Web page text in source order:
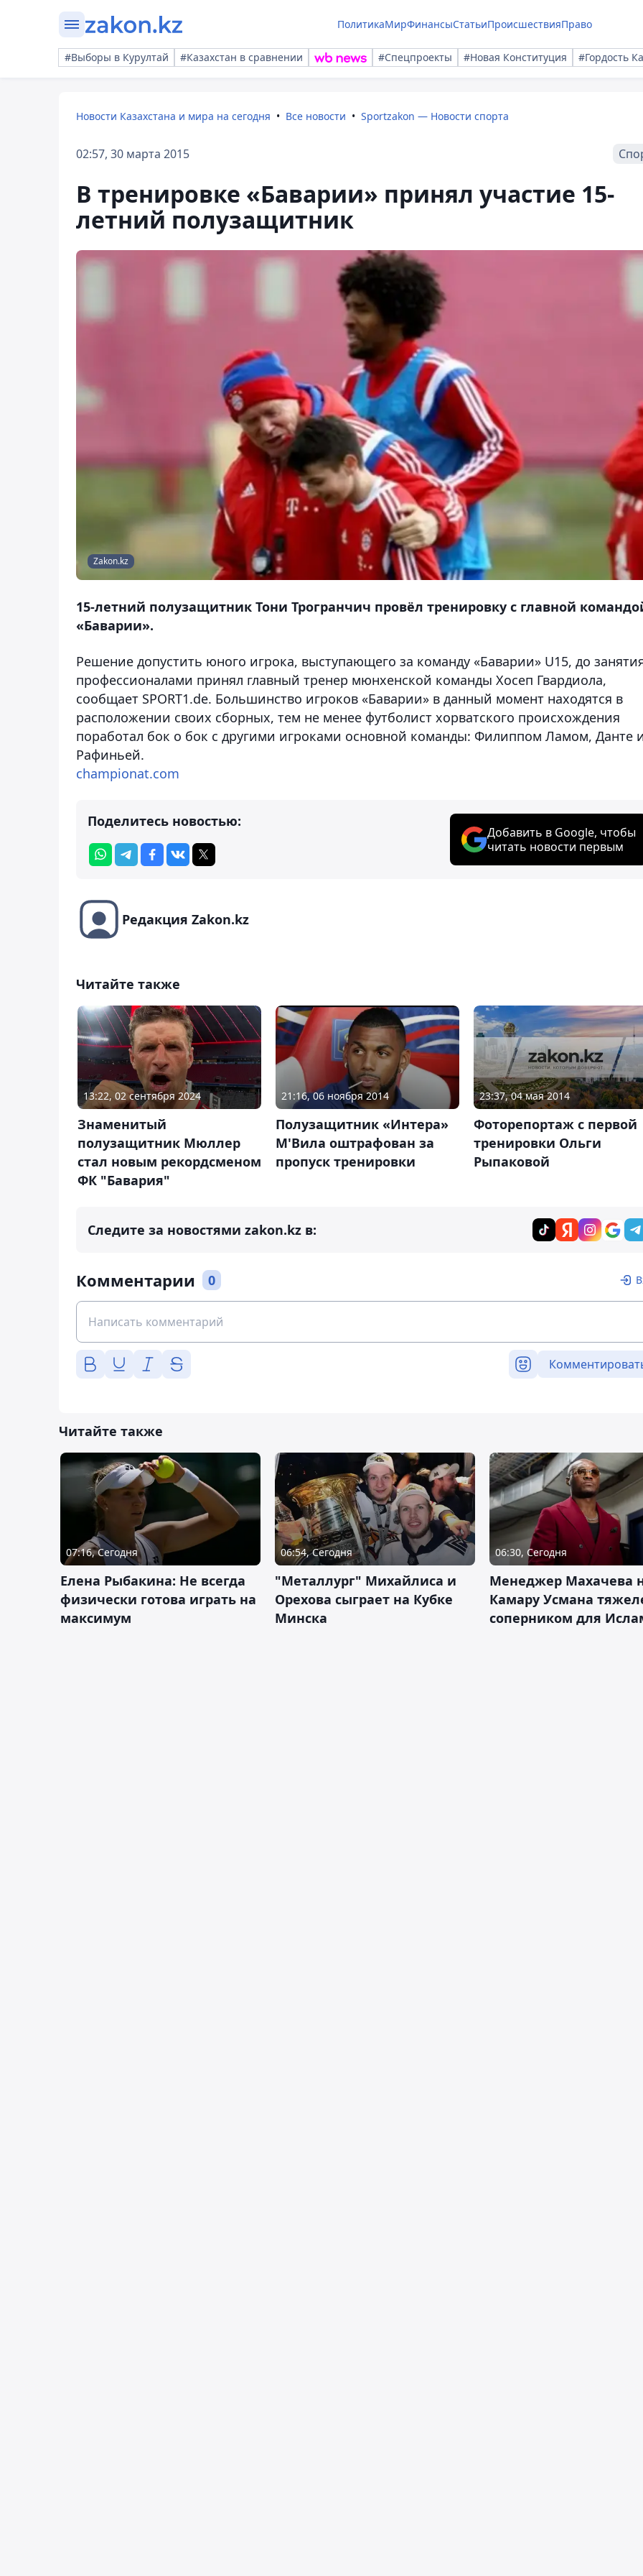
ПолитикаМирФинансыСтатьиПроисшествияПраво
#Выборы в Курултай #Казахстан в сравнении #Спецпроекты #Новая Конституция #Гордость
Новости Казахстана и мира на сегодня Все новости Sportzakon — Новости спорта
02:57, 30 марта 2015
В тренировке «Баварии» принял участие 15-
летний полузащитник
Zakon.kz
15-летний полузащитник Тони Трогранчич провёл тренировку с главной
«Баварии».
Решение допустить юного игрока, выступающего за команду «Баварии» U15, до
профессионалами принял главный тренер мюнхенской команды Хосеп Гвардиола,
сообщает SPORT1.de. Большинство игроков «Баварии» в данный момент находятся в
расположении своих сборных, тем не менее футболист хорватского происхождения
поработал бок о бок с другими игроками основной команды: Филиппом Ламом, Данте
Рафиньей.
championat.com
Поделитесь новостью:
Добавить в Google, чтобы
читать новости первым
Редакция Zakon.kz
Читайте также
13:22, 02 сентября 2024
Знаменитый
полузащитник Мюллер
стал новым рекордсменом
ФК "Бавария"
21:16, 06 ноября 2014
Полузащитник «Интера»
М'Вила оштрафован за
пропуск тренировки
23:37, 04 мая 2014
Фоторепортаж с первой
тренировки Ольги
Рыпаковой
Следите за новостями zakon.kz в:
Комментарии 0
Читайте также
07:16, Сегодня
Елена Рыбакина: Не всегда
физически готова играть на
максимум
06:54, Сегодня
"Металлург" Михайлиса и
Орехова сыграет на Кубке
Минска
06:30, Сегодня
Менеджер Махачева
Камару Усмана
соперником для